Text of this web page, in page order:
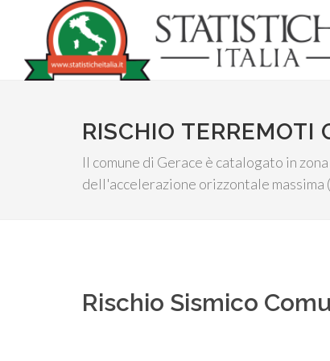
RISCHIO TERREMOTI
Il comune di Gerace è catalogato in
dell'accelerazione orizzontale massima
Rischio Sismico